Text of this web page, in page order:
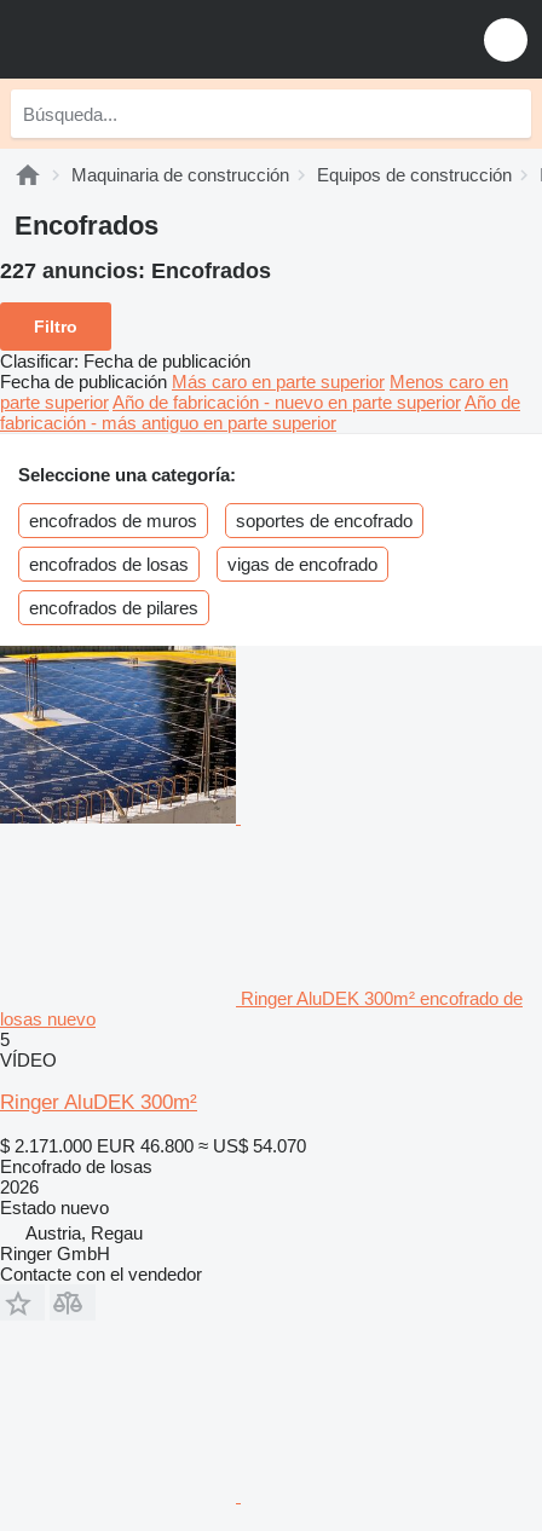
Maquinaria de construcción Equipos de construcción
Encofrados
227 anuncios: Encofrados
Filtro
Clasificar: Fecha de publicación
Fecha de publicación Más caro en parte superior Menos caro en
parte superiorAño de fabricación - nuevo en parte superiorAño de
fabricación - más antiguo en parte superior
Seleccione una categoría:
encofrados de muros soportes de encofrado
encofrados de losas vigas de encofrado
encofrados de pilares
Ringer AluDEK 300m² encofrado de
losas nuevo
5
VÍDEO
Ringer AluDEK 300m²
$ 2.171.000 EUR 46.800 ≈ US$ 54.070
Encofrado de losas
2026
Estado nuevo
Austria, Regau
Ringer GmbH
Contacte con el vendedor